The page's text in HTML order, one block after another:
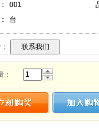
001
台
：